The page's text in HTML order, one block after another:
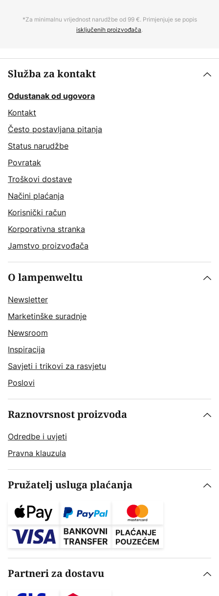
*Za minimalnu vrijednost narudžbe od 99 €. Primjenjuje se popis
isključenih proizvođača.
Služba za kontakt
Odustanak od ugovora
Kontakt
Često postavljana pitanja
Status narudžbe
Povratak
Troškovi dostave
Načini plaćanja
Korisnički račun
Korporativna stranka
Jamstvo proizvođača
O lampenweltu
Newsletter
Marketinške suradnje
Newsroom
Inspiracija
Savjeti i trikovi za rasvjetu
Poslovi
Raznovrsnost proizvoda
Odredbe i uvjeti
Pravna klauzula
Pružatelj usluga plaćanja
Partneri za dostavu